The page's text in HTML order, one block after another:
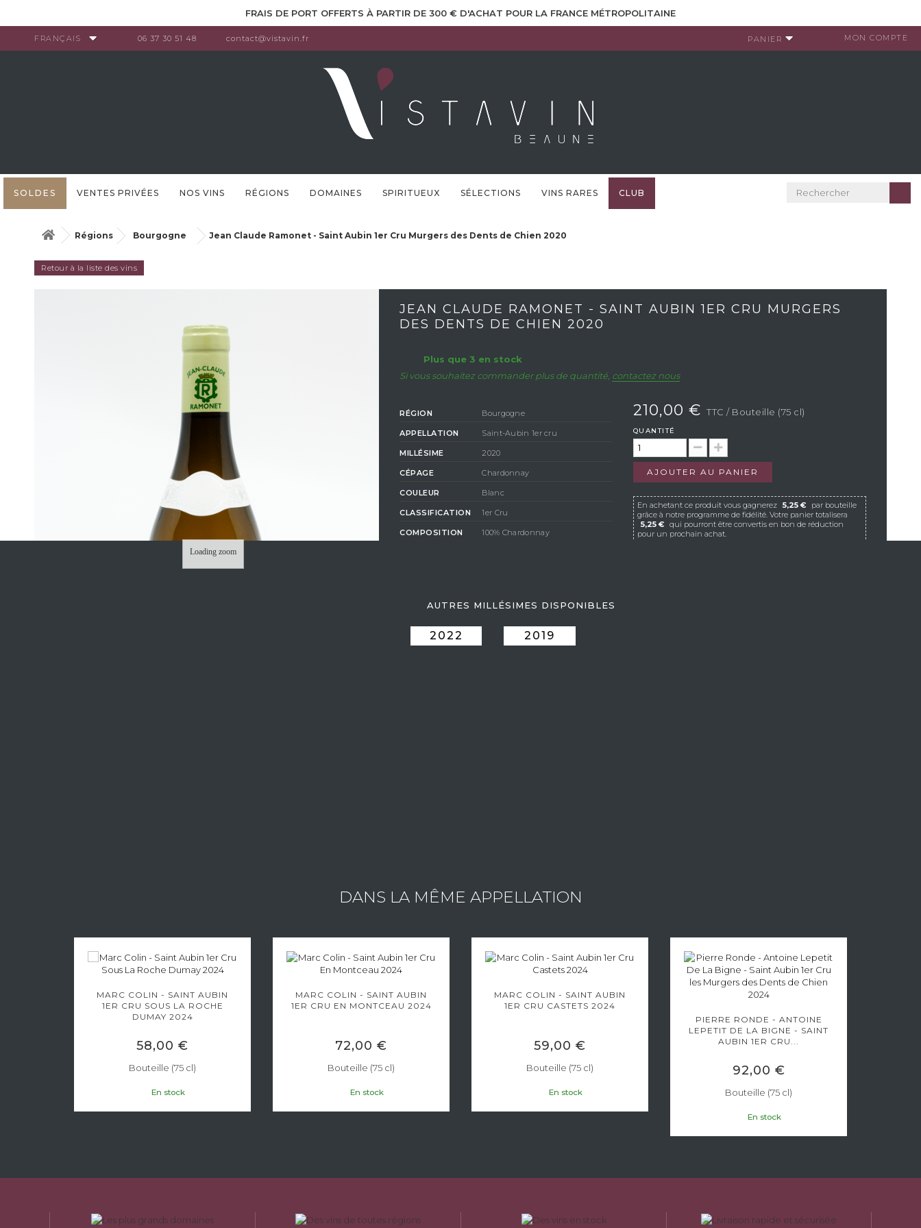
FRAIS DE PORT OFFERTS À PARTIR DE 300 € D'ACHAT POUR LA FRANCE MÉTROPOLITAINE
MON COMPTE
FRANÇAIS 06 37 30 51 48 contact@vistavin.fr PANIER
SOLDES VENTES PRIVÉES NOS VINS RÉGIONS DOMAINES SPIRITUEUX SÉLECTIONS VINS RARES CLUB
Régions Bourgogne Jean Claude Ramonet - Saint Aubin 1er Cru Murgers des Dents de Chien 2020
Retour à la liste des vins
Loading zoom
JEAN CLAUDE RAMONET - SAINT AUBIN 1ER CRU MURGERS
DES DENTS DE CHIEN 2020
Plus que 3 en stock
Si vous souhaitez commander plus de quantité, contactez nous
RÉGION Bourgogne
APPELLATION Saint-Aubin 1er cru
MILLÉSIME 2020
CÉPAGE Chardonnay
COULEUR Blanc
CLASSIFICATION 1er Cru
COMPOSITION 100% Chardonnay
210,00 € TTC / Bouteille (75 cl)
QUANTITÉ
AJOUTER AU PANIER
En achetant ce produit vous gagnerez 5,25 €
par bouteille
grâce à notre programme de fidélité. Votre panier totalisera
5,25 € qui pourront être convertis en bon de réduction
pour un prochain achat.
AUTRES MILLÉSIMES DISPONIBLES
2022 2019
DANS LA MÊME APPELLATION
MARC COLIN - SAINT AUBIN
1ER CRU SOUS LA ROCHE
DUMAY 2024
58,00 €
Bouteille (75 cl)
En stock
MARC COLIN - SAINT AUBIN
1ER CRU EN MONTCEAU 2024
72,00 €
Bouteille (75 cl)
En stock
MARC COLIN - SAINT AUBIN
1ER CRU CASTETS 2024
59,00 €
Bouteille (75 cl)
En stock
PIERRE RONDE - ANTOINE
LEPETIT DE LA BIGNE - SAINT
AUBIN 1ER CRU...
92,00 €
Bouteille (75 cl)
En stock